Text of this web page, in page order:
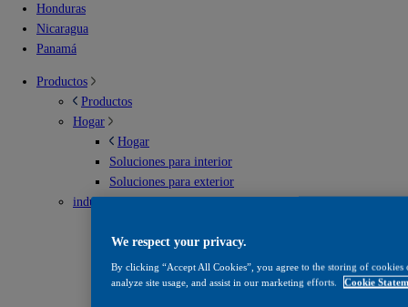
Honduras
Nicaragua
Panamá
Productos
Productos
Hogar
Hogar
Soluciones para interior
Soluciones para exterior
industrial
Envases metálicos
Infraestructura vial
Madera
We respect your privacy.
By clicking “Accept All Cookies”, you agree to the storing of
analyze site usage, and assist in our marketing efforts.
Cookie